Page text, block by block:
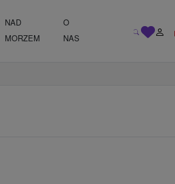
NAD
MORZEM
O
NAS